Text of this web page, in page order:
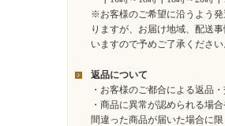
※お客様のご希望に沿うよう
りますが、お届け地域、配送
いますので予めご了承ください
返品について
・お客様のご都合による返品
・商品に異常が認められる場
間違った商品が届いた場合に